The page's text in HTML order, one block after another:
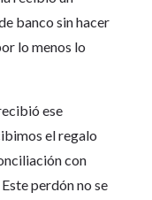
banco sin hacer
lo menos lo
ese
el regalo
con
perdón no se